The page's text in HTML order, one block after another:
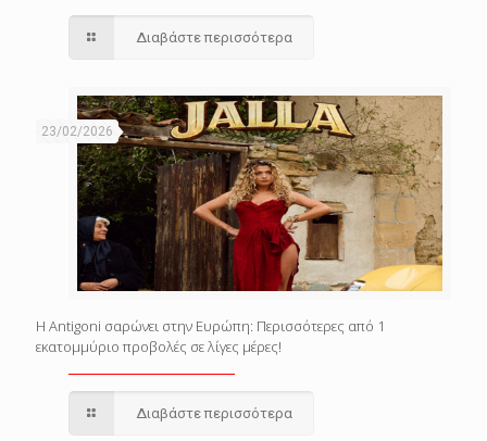
Διαβάστε περισσότερα
23/02/2026
Η Antigoni σαρώνει στην Ευρώπη: Περισσότερες από 1
εκατομμύριο προβολές σε λίγες μέρες!
Διαβάστε περισσότερα